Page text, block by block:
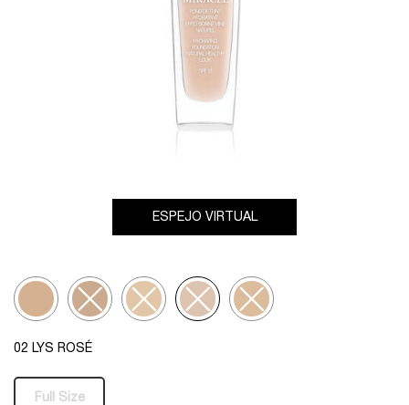
ESPEJO VIRTUALTEINT MIRACLE
Selected
Inter 035 Beige Dore, 1 of 5
Selected
The product variation is out of stock, Inter 045 Sable Beige, 2 of 5
Selected
The product variation is out of stock, 01 BEIGE
Selected
The product variation is out of stock, 02 LYS
Selected
The product variation is out of
02 LYS ROSÉ
Full Size